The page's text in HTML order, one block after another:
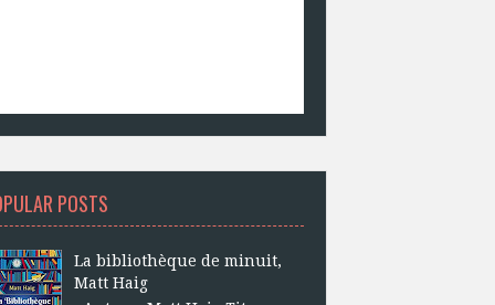
POSTS
La bibliothèque de minuit,
Matt Haig